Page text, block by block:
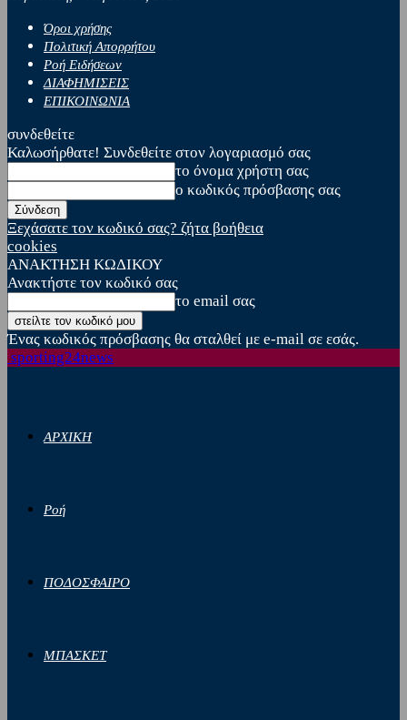
Όροι χρήσης
Πολιτική Απορρήτου
Ροή Ειδήσεων
ΔΙΑΦΗΜΙΣΕΙΣ
ΕΠΙΚΟΙΝΩΝΙΑ
συνδεθείτε
Καλωσήρθατε! Συνδεθείτε στον λογαριασμό σας
το όνομα χρήστη σας
ο κωδικός πρόσβασης σας
Ξεχάσατε τον κωδικό σας? ζήτα βοήθεια
cookies
ΑΝΑΚΤΗΣΗ ΚΩΔΙΚΟΥ
Ανακτήστε τον κωδικό σας
το email σας
Ένας κωδικός πρόσβασης θα σταλθεί με e-mail σε εσάς.
sporting24news
ΑΡΧΙΚΗ
Ροή
ΠΟΔΟΣΦΑΙΡΟ
ΜΠΑΣΚΕΤ